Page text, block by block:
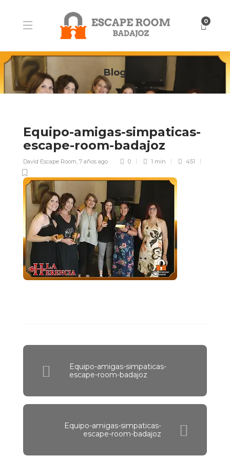
0
Blog
Equipo-amigas-simpaticas-
escape-room-badajoz
David Escape Room, 7 años ago 0 1 min 451
Equipo-amigas-simpaticas-
escape-room-badajoz
Equipo-amigas-simpaticas-
escape-room-badajoz